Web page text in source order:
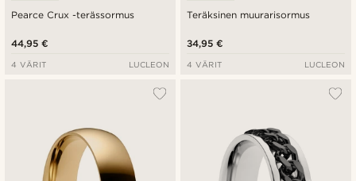
Pearce Crux -terässormus
44,95 €
4 VÄRIT LUCLEON
Teräksinen muurarisormus
34,95 €
4 VÄRIT LUCLEON